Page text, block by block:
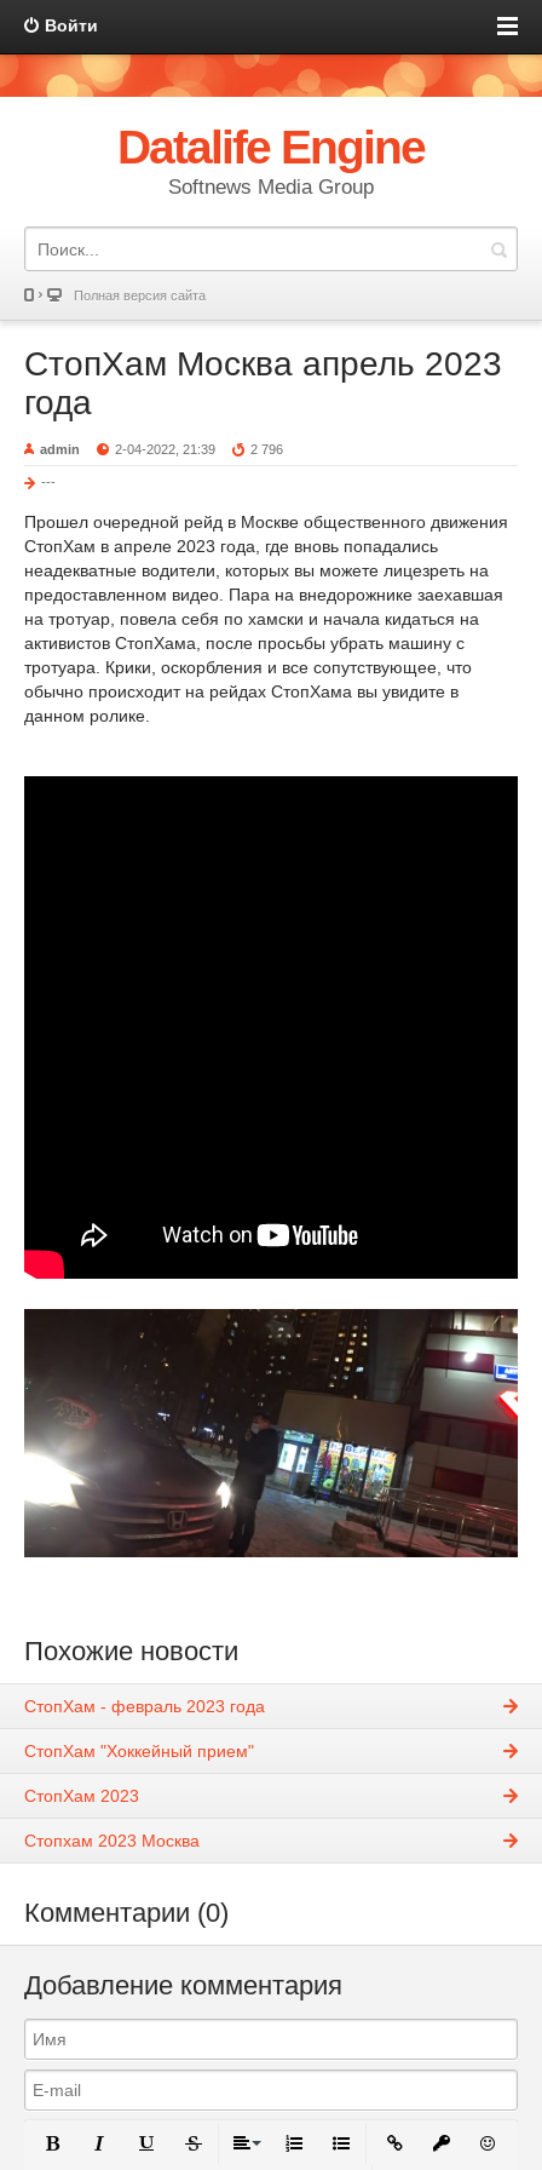
Войти
Datalife Engine
Softnews Media Group
Полная версия сайта
СтопХам Москва апрель 2023
года
admin 2-04-2022, 21:39 2 796
---
Прошел очередной рейд в Москве общественного движения
СтопХам в апреле 2023 года, где вновь попадались
неадекватные водители, которых вы можете лицезреть на
предоставленном видео. Пара на внедорожнике заехавшая
на тротуар, повела себя по хамски и начала кидаться на
активистов СтопХама, после просьбы убрать машину с
тротуара. Крики, оскорбления и все сопутствующее, что
обычно происходит на рейдах СтопХама вы увидите в
данном ролике.
Похожие новости
СтопХам - февраль 2023 года
СтопХам "Хоккейный прием"
СтопХам 2023
Стопхам 2023 Москва
Комментарии (0)
Добавление комментария